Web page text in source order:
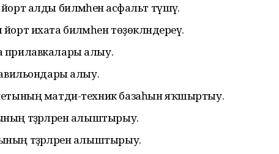
алды биләмәһенә асфальт түшәү.
ихата биләмәһен төҙөкләндереү.
прилавкалары алыу.
алыу.
матди-техник базаһын яҡшыртыу.
тәҙрәләрен алыштырыу.
тәҙрәләрен алыштырыу.